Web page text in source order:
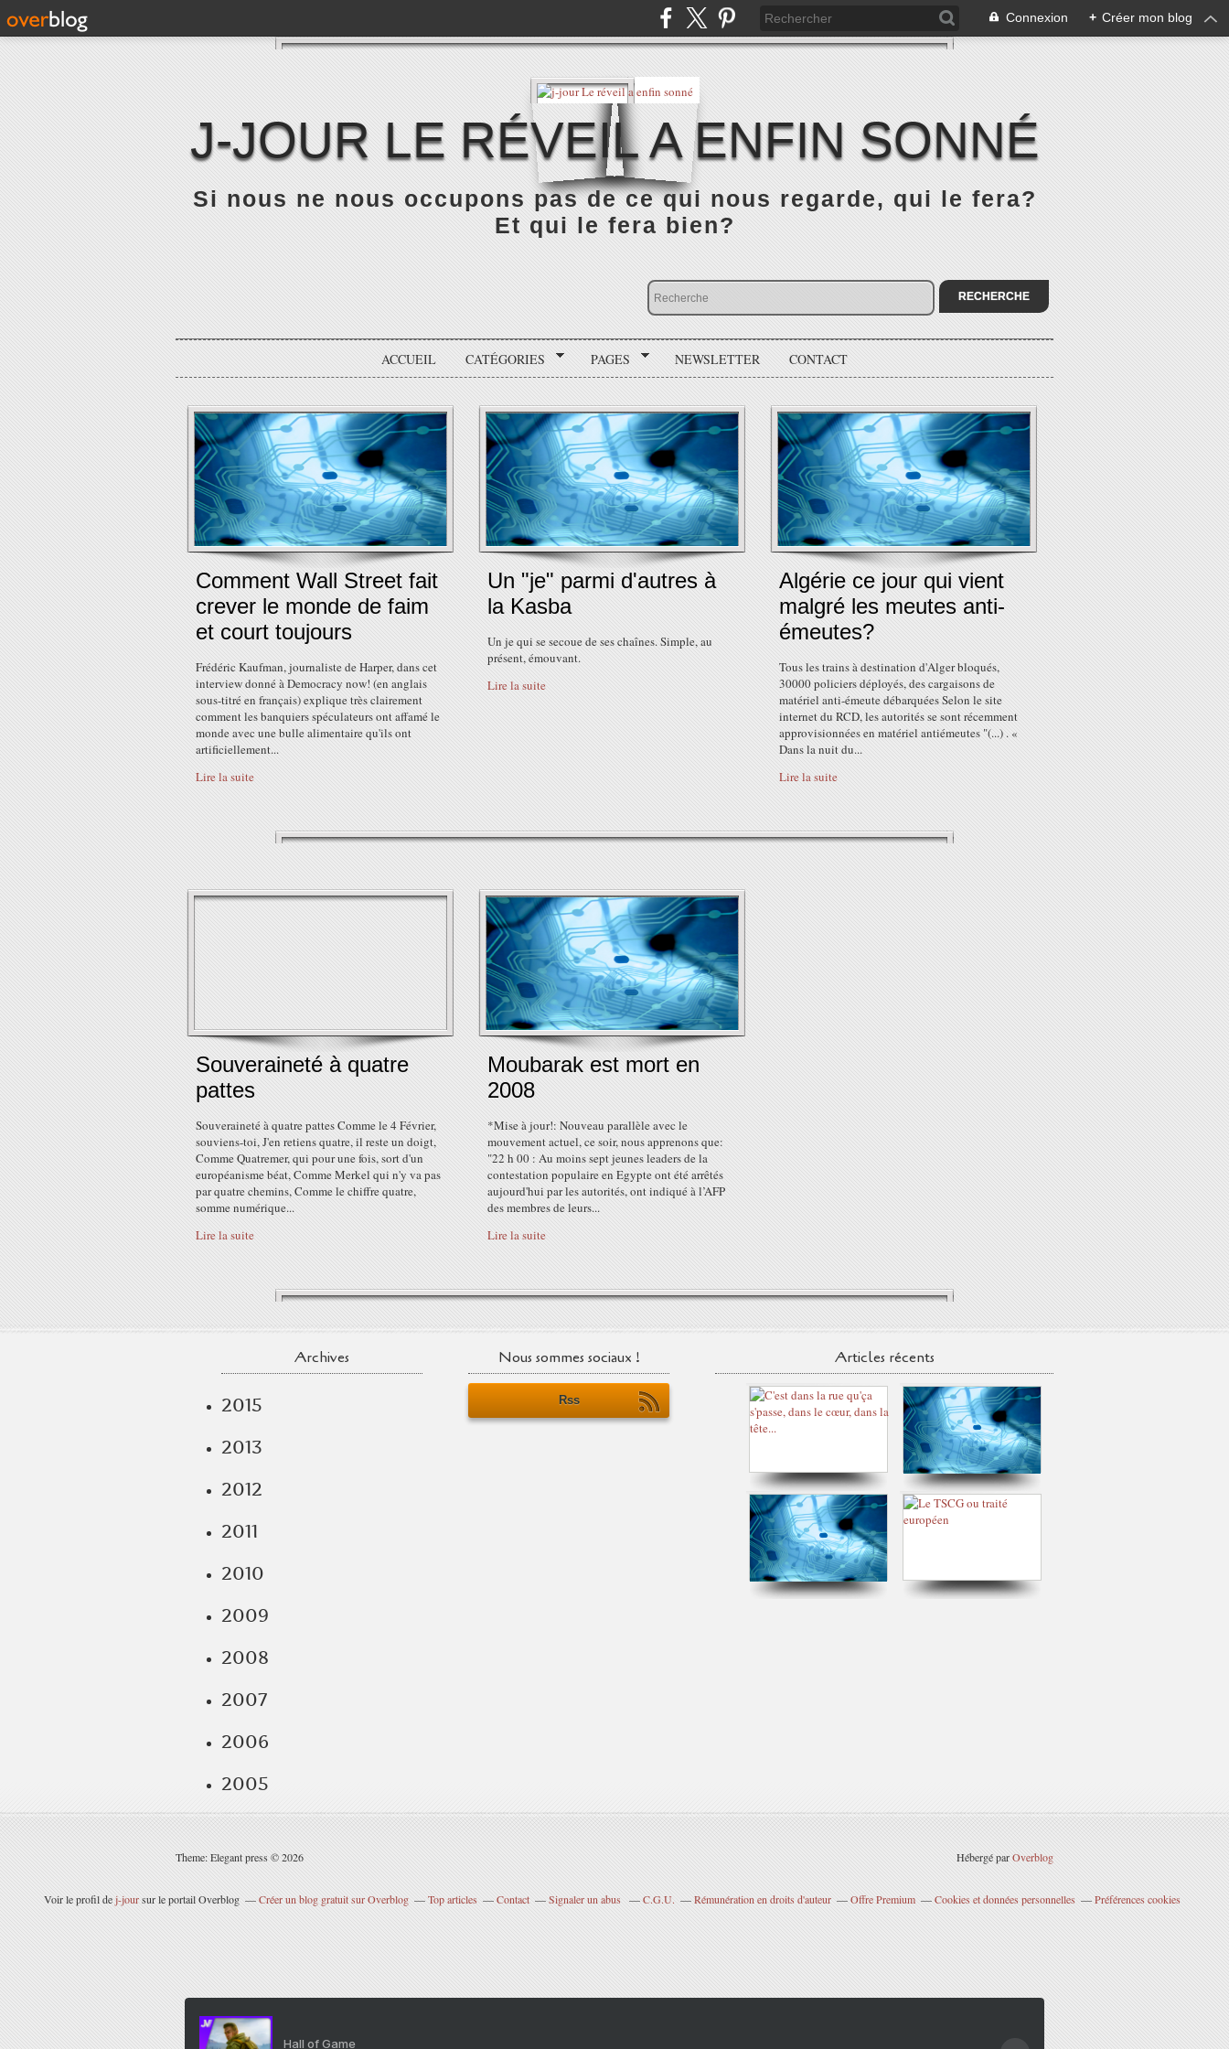
Connexion + Créer mon blog
J-JOUR LE RÉVEIL A ENFIN SONNÉ
Si nous ne nous occupons pas de ce qui nous regarde, qui le fera?
Et qui le fera bien?
ACCUEIL CATÉGORIES PAGES NEWSLETTER CONTACT
Comment Wall Street fait
crever le monde de faim
et court toujours
Frédéric Kaufman, journaliste de Harper, dans cet
interview donné à Democracy now! (en anglais
sous-titré en français) explique très clairement
comment les banquiers spéculateurs ont affamé le
monde avec une bulle alimentaire qu'ils ont
artificiellement...
Lire la suite
Un "je" parmi d'autres à
la Kasba
Un je qui se secoue de ses chaînes. Simple, au
présent, émouvant.
Lire la suite
Algérie ce jour qui vient
malgré les meutes anti-
émeutes?
Tous les trains à destination d'Alger bloqués,
30000 policiers déployés, des cargaisons de
matériel anti-émeute débarquées Selon le site
internet du RCD, les autorités se sont récemment
approvisionnées en matériel antiémeutes "(...) . «
Dans la nuit du...
Lire la suite
Souveraineté à quatre
pattes
Souveraineté à quatre pattes Comme le 4 Février,
souviens-toi, J'en retiens quatre, il reste un doigt,
Comme Quatremer, qui pour une fois, sort d'un
européanisme béat, Comme Merkel qui n'y va pas
par quatre chemins, Comme le chiffre quatre,
somme numérique...
Lire la suite
Moubarak est mort en
2008
*Mise à jour!: Nouveau parallèle avec le
mouvement actuel, ce soir, nous apprenons que:
"22 h 00 : Au moins sept jeunes leaders de la
contestation populaire en Egypte ont été arrêtés
aujourd'hui par les autorités, ont indiqué à l’AFP
des membres de leurs...
Lire la suite
Archives
2015
2013
2012
2011
2010
2009
2008
2007
2006
2005
Nous sommes sociaux !
Rss
Articles récents
Theme: Elegant press © 2026 Hébergé parOverblog
Voir le profil dej-joursur le portail Overblog Créer un blog gratuit sur Overblog Top articles Contact Signaler un abus C.G.U. Rémunération en droits d'auteur Offre Premium Cookies et données personnelles Préférences cookies
Hall of Game